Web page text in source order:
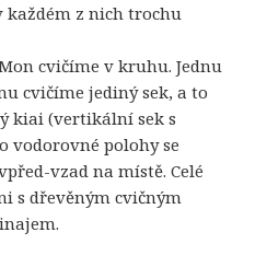
každém z nich trochu
cvičíme v kruhu. Jednu
cvičíme jediný sek, a to
kiai (vertikální sek s
vodorovné polohy se
vzad na místě. Celé
s dřevěným cvičným